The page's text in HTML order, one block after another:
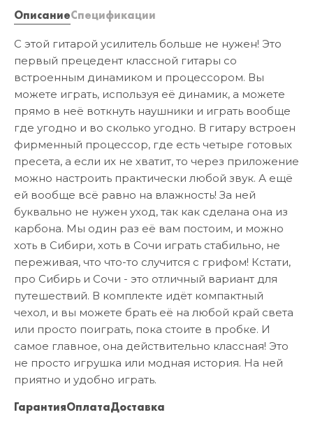
ОписаниеСпецификации
С этой гитарой усилитель больше не нужен! Это
первый прецедент классной гитары со
встроенным динамиком и процессором. Вы
можете играть, используя её динамик, а можете
прямо в неё воткнуть наушники и играть вообще
где угодно и во сколько угодно. В гитару встроен
фирменный процессор, где есть четыре готовых
пресета, а если их не хватит, то через приложение
можно настроить практически любой звук. А ещё
ей вообще всё равно на влажность! За ней
буквально не нужен уход, так как сделана она из
карбона. Мы один раз её вам постоим, и можно
хоть в Сибири, хоть в Сочи играть стабильно, не
переживая, что что-то случится с грифом! Кстати,
про Сибирь и Сочи - это отличный вариант для
путешествий. В комплекте идёт компактный
чехол, и вы можете брать её на любой край света
или просто поиграть, пока стоите в пробке. И
самое главное, она действительно классная! Это
не просто игрушка или модная история. На ней
приятно и удобно играть.
ГарантияОплатаДоставка